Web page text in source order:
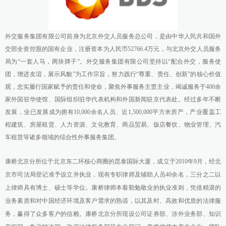
外交服务集团有限公司前身为北京外交人员服务总公司，是由中华人民共和国外
交部全资控股的国有企业，注册资本为人民币52766.4万元，与北京外交人员服务
局为“一套人马，两块牌子”。外交服务集团有限公司坚持以“配合外交，服务使
团，增进友谊，展示风貌”为工作宗旨，努力践行“尊重、责任、创新”的核心价值
观，忠实履行国家赋予的责任和使命，聚焦外事服务主责主业，竭诚服务于400余
家外国驻华使馆、国际组织驻华代表机构和外国新闻驻京代表处。经过多年不断
发展，业已发展成为拥有10,000余名人员、近1,500,000平方米房产，产业覆盖工
程建筑、房屋租赁、人力资源、文化教育、商品贸易、饭店餐饮、物业管理、汽
车租赁等诸多领域的综合性外事服务集团。
康桥北京分所位于北京东二环核心商圈的昆泰国际大厦，成立于2010年9月，经北
京市司法局登记准予设立并执业，现有专职律师及辅助人员40余名，三分之二以
上律师具有博士、硕士等学位。康桥律师本着勤勉敬业的执业准则，凭借精湛的
业务素质和对中国经济环境及客户需求的熟谙，以其及时、高效和优质的法律服
务，赢得了众多客户的信赖。康桥北京分所现设公司证券部、涉外业务部、知识